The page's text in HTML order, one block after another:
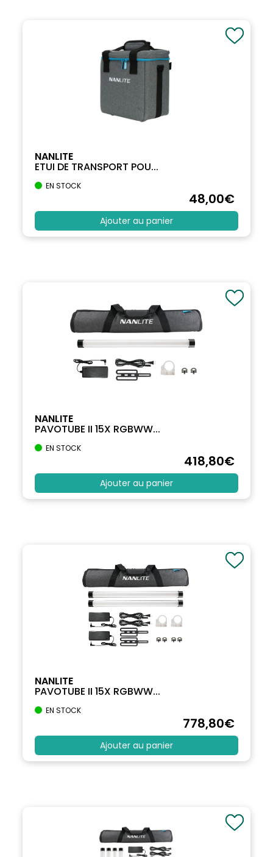
NANLITE
ETUI DE TRANSPORT POU...
EN STOCK
48,00€
Ajouter au panier
NANLITE
PAVOTUBE II 15X RGBWW...
EN STOCK
418,80€
Ajouter au panier
NANLITE
PAVOTUBE II 15X RGBWW...
EN STOCK
778,80€
Ajouter au panier